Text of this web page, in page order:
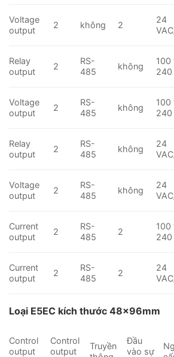
Voltage
output
2 không 2
24
Relay
output
2
RS-
485
không
100
240
Voltage
output
2
RS-
485
không
100
240
Relay
output
2
RS-
485
không
24
Voltage
output
2
RS-
485
không
24
Current
output
2
RS-
485
2
100
240
Current
output
2
RS-
485
2
24
Loại E5EC kích thước 48×96mm
Control
output
Control
output
Truyền
Đầu
vào sự